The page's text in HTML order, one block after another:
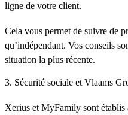
ligne de votre client.
Cela vous permet de suivre de
qu’indépendant. Vos conseils
situation la plus récente.
3. Sécurité sociale et Vlaams
Xerius et MyFamily sont établis